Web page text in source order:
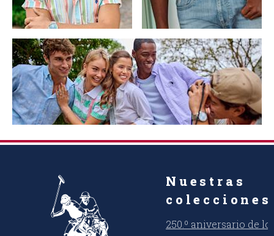
Nuestras
colecciones
250.º aniversario de